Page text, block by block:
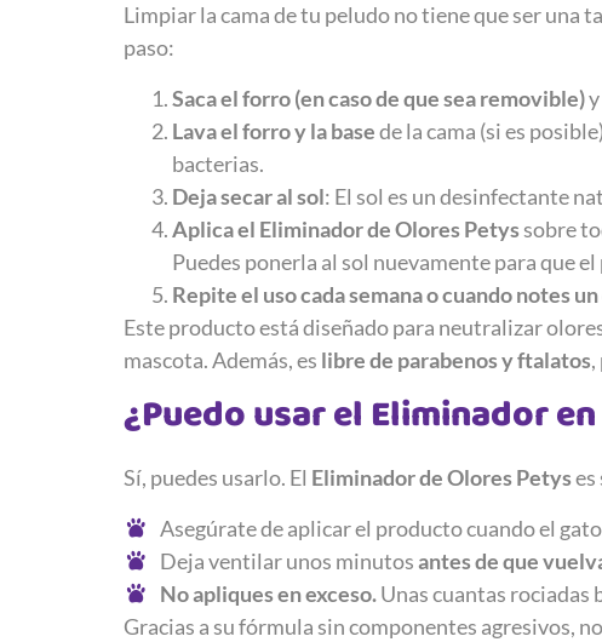
Limpiar la cama de tu peludo no tiene que ser una
paso:
Saca el forro (en caso de que sea removible)
Lava el forro y la basede la cama (si es
bacterias.
Deja secar al sol: El sol es un desinfectante
Aplica el Eliminador de Olores Petyssobre
Puedes ponerla al sol nuevamente para que
Repite el uso cada semana o cuando notes
Este producto está diseñado para neutralizar
mascota. Además, es libre de parabenos y ftalatos
¿Puedo usar el Eliminador
Sí, puedes usarlo. El Eliminador de Olores Petyses
Asegúrate de aplicar el producto cuando el gato
Deja ventilar unos minutosantes de que
No apliques en exceso.Unas cuantas rociadas
Gracias a su fórmula sin componentes agresivos,